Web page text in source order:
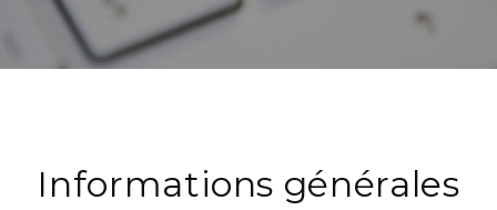
Informations générales